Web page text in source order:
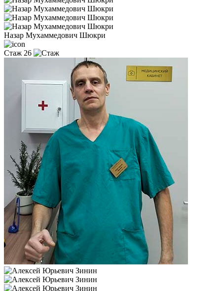
Назар Мухаммедович Шюкри
Стаж 26